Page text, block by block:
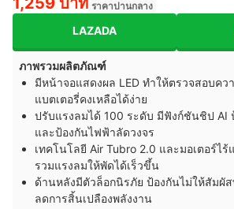
ราคาปานกลาง
LAZADA
ภาพรวมผลิตภัณฑ์
มีหน้าจอแสดงผล LED ทำให้ตรวจสอบคว
แบตเตอรี่คงเหลือได้ง่าย
ปรับแรงลมได้ 100 ระดับ มีฟังก์ชันชิป AI
และป้องกันไฟฟ้าลัดวงจร
เทคโนโลยี Air Tubro 2.0 และมอเตอร์ไ
รวมแรงลมให้พัดได้เร็วขึ้น
ด้านหลังมีตัวล็อกนิรภัย ป้องกันไม่ให้สัมผั
ลดการสิ้นเปลืองพลังงาน